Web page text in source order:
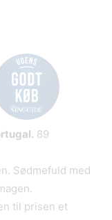
89
Sødmefuld med
til prisen et